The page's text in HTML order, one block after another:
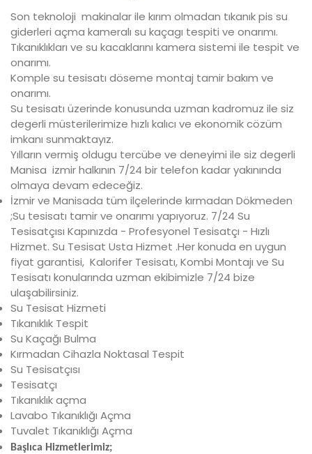
Son teknoloji makinalar ile kırım olmadan tıkanık pis su
giderleri açma kameralı su kaçagı tespiti ve onarımı.
Tıkanıklıkları ve su kacaklarını kamera sistemi ile tespit ve
onarımı.
Komple su tesisatı döseme montaj tamir bakım ve
onarımı.
Su tesisatı üzerinde konusunda uzman kadromuz ile siz
degerli müsterilerimize hızlı kalıcı ve ekonomik cözüm
imkanı sunmaktayız.
Yılların vermiş oldugu tercübe ve deneyimi ile siz degerli
Manisa izmir halkının 7/24 bir telefon kadar yakınında
olmaya devam edeceğiz.
İzmir ve Manisada tüm ilçelerinde kırmadan Dökmeden
;Su tesisatı tamir ve onarımı yapıyoruz. 7/24 Su
Tesisatçısı Kapınızda - Profesyonel Tesisatçı - Hızlı
Hizmet. Su Tesisat Usta Hizmet .Her konuda en uygun
fiyat garantisi, Kalorifer Tesisatı, Kombi Montajı ve Su
Tesisatı konularında uzman ekibimizle 7/24 bize
ulaşabilirsiniz.
Su Tesisat Hizmeti
Tıkanıklık Tespit
Su Kaçağı Bulma
Kırmadan Cihazla Noktasal Tespit
Su Tesisatçısı
Tesisatçı
Tıkanıklık açma
Lavabo Tıkanıklığı Açma
Tuvalet Tıkanıklığı Açma
Başlıca Hizmetlerimiz;